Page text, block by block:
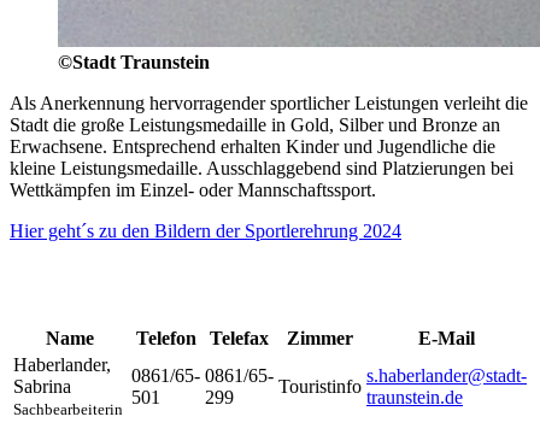
©Stadt Traunstein
Als Anerkennung hervorragender sportlicher Leistungen verleiht die
Stadt die große Leistungsmedaille in Gold, Silber und Bronze an
Erwachsene. Entsprechend erhalten Kinder und Jugendliche die
kleine Leistungsmedaille. Ausschlaggebend sind Platzierungen bei
Wettkämpfen im Einzel- oder Mannschaftssport.
Hier geht´s zu den Bildern der Sportlerehrung 2024
Name Telefon Telefax Zimmer
E-Mail
Haberlander,
Sabrina
Sachbearbeiterin
0861/65-
501
0861/65-
299
Touristinfo
s.haberlander@stadt-
traunstein.de